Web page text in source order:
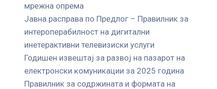
мрежна опрема
Јавна расправа по Предлог – Правилник за
интероперабилност на дигитални
инетерактивни телевизиски услуги
Годишен извештај за развој на пазарот на
електронски комуникации за 2025 година
Правилник за содржината и формата на